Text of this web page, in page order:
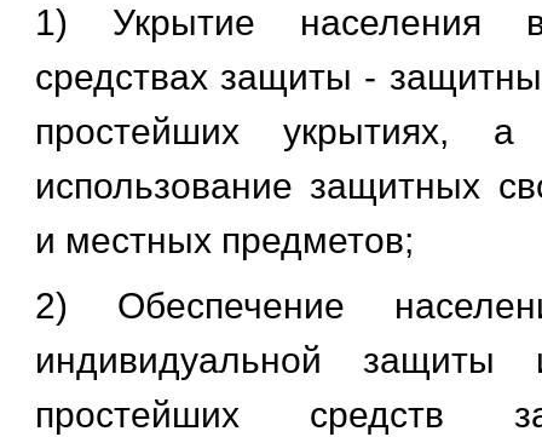
1) Укрытие населения в
средствах защиты -
простейших укрытиях,
использование защитных
и местных предметов;
2) Обеспечение
индивидуальной защиты
простейших средств